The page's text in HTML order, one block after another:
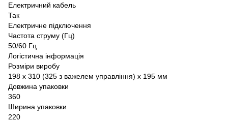
Електричний кабель
Так
Електричне підключення
Частота струму (Гц)
50/60 Гц
Логістична інформація
Розміри виробу
198 x 310 (325 з важелем управління) x 195 мм
Довжина упаковки
360
Ширина упаковки
220